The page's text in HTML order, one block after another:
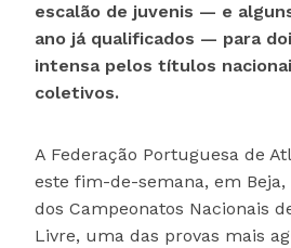
escalão de juvenis — e
ano já qualificados — para
intensa pelos títulos
coletivos.
A Federação Portuguesa de
este fim-de-semana, em
dos Campeonatos Nacionais
Livre, uma das provas mais